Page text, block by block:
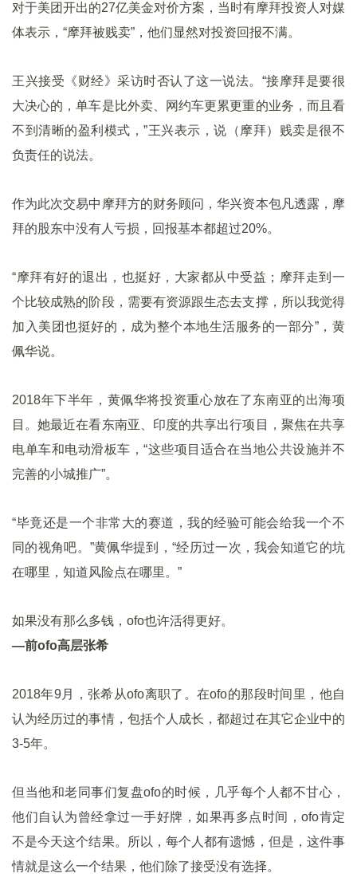
对于美团开出的27亿美金对价方案，当时有摩拜投资人对媒
体表示，“摩拜被贱卖”，他们显然对投资回报不满。
王兴接受《财经》采访时否认了这一说法。“接摩拜是要很
大决心的，单车是比外卖、网约车更累更重的业务，而且看
不到清晰的盈利模式，”王兴表示，说（摩拜）贱卖是很不
负责任的说法。
作为此次交易中摩拜方的财务顾问，华兴资本包凡透露，摩
拜的股东中没有人亏损，回报基本都超过20%。
“摩拜有好的退出，也挺好，大家都从中受益；摩拜走到一
个比较成熟的阶段，需要有资源跟生态去支撑，所以我觉得
加入美团也挺好的，成为整个本地生活服务的一部分”，黄
佩华说。
2018年下半年，黄佩华将投资重心放在了东南亚的出海项
目。她最近在看东南亚、印度的共享出行项目，聚焦在共享
电单车和电动滑板车，“这些项目适合在当地公共设施并不
完善的小城推广”。
“毕竟还是一个非常大的赛道，我的经验可能会给我一个不
同的视角吧。”黄佩华提到，“经历过一次，我会知道它的坑
在哪里，知道风险点在哪里。”
如果没有那么多钱，ofo也许活得更好。
—前ofo高层张希
2018年9月，张希从ofo离职了。在ofo的那段时间里，他自
认为经历过的事情，包括个人成长，都超过在其它企业中的
3-5年。
但当他和老同事们复盘ofo的时候，几乎每个人都不甘心，
他们自认为曾经拿过一手好牌，如果再多点时间，ofo肯定
不是今天这个结果。所以，每个人都有遗憾，但是，这件事
情就是这么一个结果，他们除了接受没有选择。